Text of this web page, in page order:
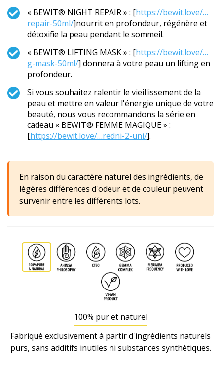
« BEWIT® NIGHT REPAIR » : [https://bewit.love/…
repair-50ml/]nourrit en profondeur, régénère et
détoxifie la peau pendant le sommeil.
« BEWIT® LIFTING MASK » : [https://bewit.love/…
g-mask-50ml/] donnera à votre peau un lifting en
profondeur.
Si vous souhaitez ralentir le vieillissement de la
peau et mettre en valeur l'énergie unique de votre
beauté, nous vous recommandons la série en
cadeau « BEWIT® FEMME MAGIQUE » :
[https://bewit.love/…redni-2-uni/].
En raison du caractère naturel des ingrédients, de
légères différences d'odeur et de couleur peuvent
survenir entre les différents lots.
100% pur et naturel
Fabriqué exclusivement à partir d'ingrédients naturels
purs, sans additifs inutiles ni substances synthétiques.